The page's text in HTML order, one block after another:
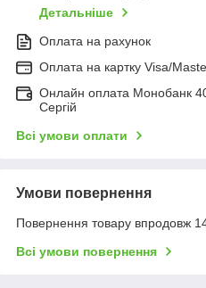
Детальніше
Оплата на рахунок
Оплата на картку Visa/
Онлайн оплата Монобанк
Сергій
Всі умови оплати
Умови повернення
Повернення товару впродовж
Всі умови повернення